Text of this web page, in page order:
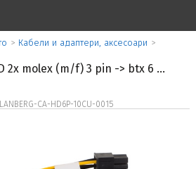
> Кабели и адаптери, аксесоари >
2x molex (m/f) 3 pin -> btx 6 ...
CA-HD6P-10CU-0015